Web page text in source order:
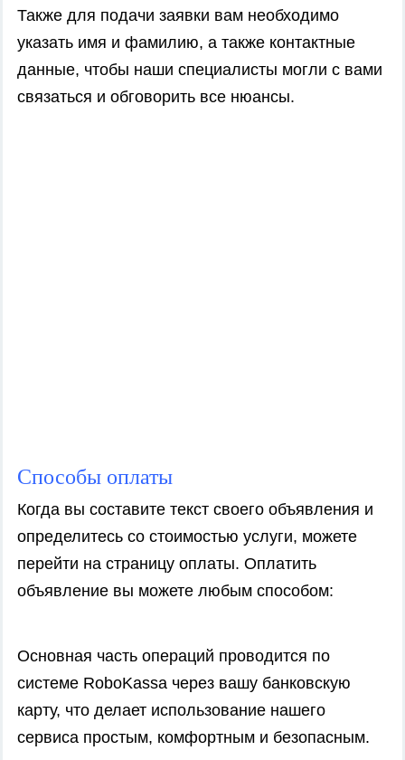
Также для подачи заявки вам необходимо
указать имя и фамилию, а также контактные
данные, чтобы наши специалисты могли с вами
связаться и обговорить все нюансы.
Способы оплаты
Когда вы составите текст своего объявления и
определитесь со стоимостью услуги, можете
перейти на страницу оплаты. Оплатить
объявление вы можете любым способом:
Основная часть операций проводится по
системе RoboKassa через вашу банковскую
карту, что делает использование нашего
сервиса простым, комфортным и безопасным.